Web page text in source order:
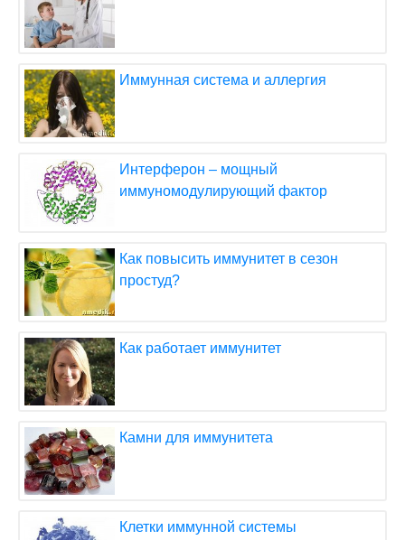
Иммунная система и аллергия
Интерферон – мощный
иммуномодулирующий фактор
Как повысить иммунитет в сезон
простуд?
Как работает иммунитет
Камни для иммунитета
Клетки иммунной системы